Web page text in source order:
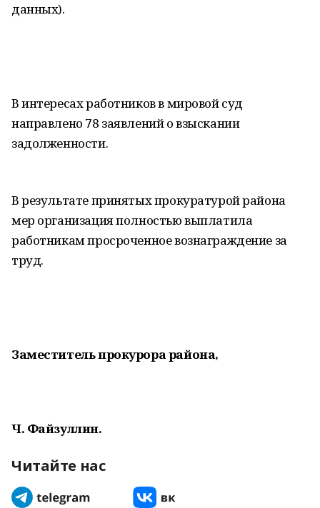
данных).
В интересах работников в мировой суд
направлено 78 заявлений о взыскании
задолженности.
В результате принятых прокуратурой района
мер организация полностью выплатила
работникам просроченное вознаграждение за
труд.
Заместитель прокурора района,
Ч. Файзуллин.
Читайте нас